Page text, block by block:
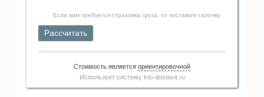
Если вам требуется страховка груза, то поставьте галочку.
Рассчитать
Стоимость является ориентировочной
Использует систему kto-dostavit.ru